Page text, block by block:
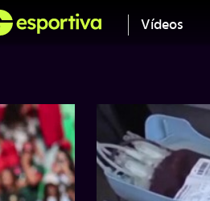
Vídeos